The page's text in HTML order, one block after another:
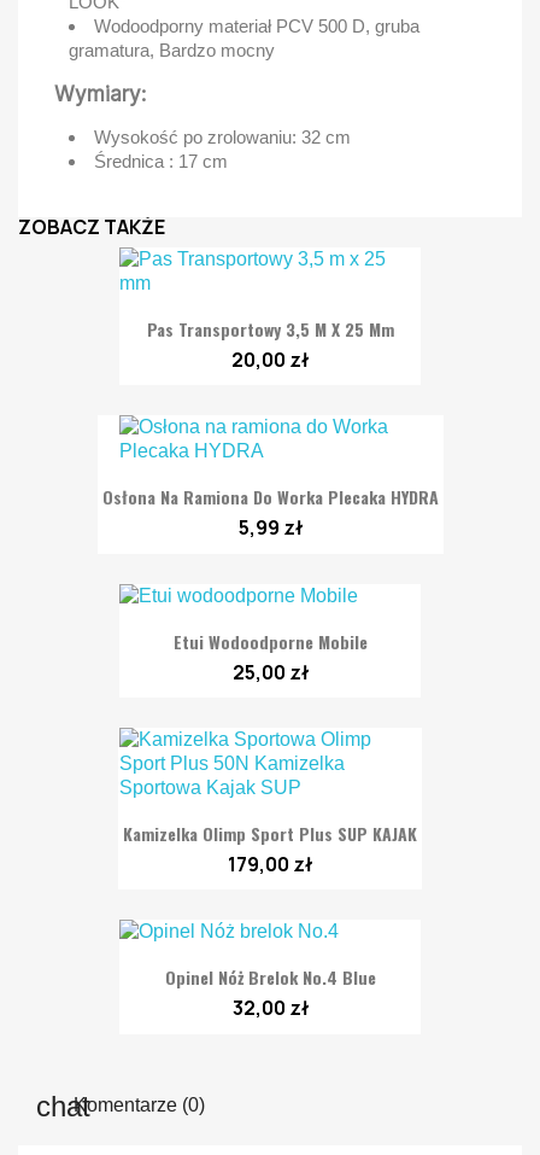
Wodoodporny materiał PCV 500 D, gruba
gramatura, Bardzo mocny
Wymiary:
Wysokość po zrolowaniu: 32 cm
Średnica : 17 cm
ZOBACZ TAKŻE
Pas Transportowy 3,5 M X 25 Mm
20,00 zł
Osłona Na Ramiona Do Worka Plecaka HYDRA
5,99 zł
Etui Wodoodporne Mobile
25,00 zł
Kamizelka Olimp Sport Plus SUP KAJAK
179,00 zł
Opinel Nóż Brelok No.4 Blue
32,00 zł
Komentarze (0)